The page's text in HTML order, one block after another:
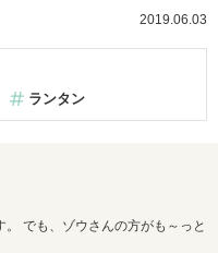
2019.06.03
ランタン
でも、ゾウさんの方がも～っと